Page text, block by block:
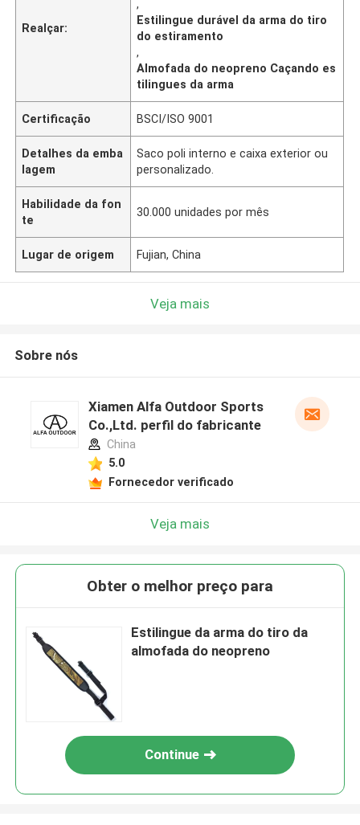
Realçar:
,
Estilingue durável da arma do tiro
do estiramento
,
Almofada do neopreno Caçando es
tilingues da arma
Certificação BSCI/ISO 9001
Detalhes da emba
lagem
Saco poli interno e caixa exterior ou
personalizado.
Habilidade da fon
te
30.000 unidades por mês
Lugar de origem Fujian, China
Veja mais
Sobre nós
Xiamen Alfa Outdoor Sports
Co.,Ltd. perfil do fabricante
China
5.0
Fornecedor verificado
Veja mais
Obter o melhor preço para
Estilingue da arma do tiro da
almofada do neopreno
Continue